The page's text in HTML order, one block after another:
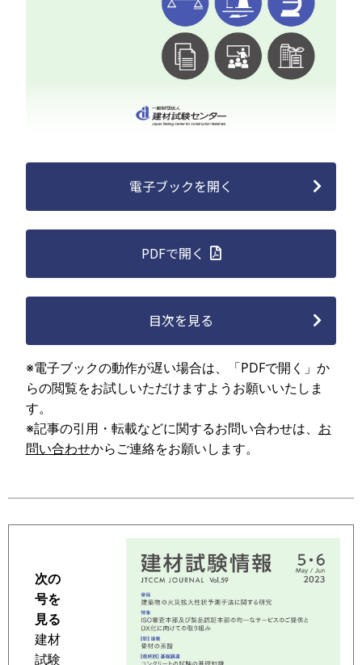
電子ブックを開く
PDFで開く
目次を見る
※電子ブックの動作が遅い場合は、「PDFで開く」か
らの閲覧をお試しいただけますようお願いいたしま
す。
※記事の引用・転載などに関するお問い合わせは、 お
問い合わせからご連絡をお願いします。
次の
号を
見る
建材
試験